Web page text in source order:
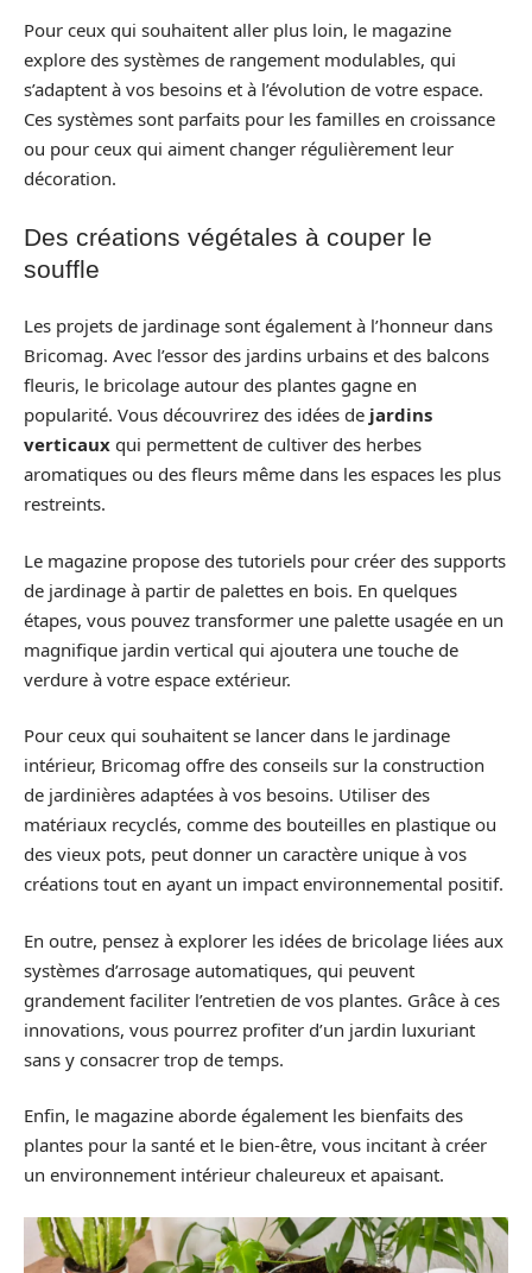
Pour ceux qui souhaitent aller plus loin, le magazine
explore des systèmes de rangement modulables, qui
s’adaptent à vos besoins et à l’évolution de votre espace.
Ces systèmes sont parfaits pour les familles en croissance
ou pour ceux qui aiment changer régulièrement leur
décoration.
Des créations végétales à couper le
souffle
Les projets de jardinage sont également à l’honneur dans
Bricomag. Avec l’essor des jardins urbains et des balcons
fleuris, le bricolage autour des plantes gagne en
popularité. Vous découvrirez des idées de jardins
verticaux qui permettent de cultiver des herbes
aromatiques ou des fleurs même dans les espaces les plus
restreints.
Le magazine propose des tutoriels pour créer des supports
de jardinage à partir de palettes en bois. En quelques
étapes, vous pouvez transformer une palette usagée en un
magnifique jardin vertical qui ajoutera une touche de
verdure à votre espace extérieur.
Pour ceux qui souhaitent se lancer dans le jardinage
intérieur, Bricomag offre des conseils sur la construction
de jardinières adaptées à vos besoins. Utiliser des
matériaux recyclés, comme des bouteilles en plastique ou
des vieux pots, peut donner un caractère unique à vos
créations tout en ayant un impact environnemental positif.
En outre, pensez à explorer les idées de bricolage liées aux
systèmes d’arrosage automatiques, qui peuvent
grandement faciliter l’entretien de vos plantes. Grâce à ces
innovations, vous pourrez profiter d’un jardin luxuriant
sans y consacrer trop de temps.
Enfin, le magazine aborde également les bienfaits des
plantes pour la santé et le bien-être, vous incitant à créer
un environnement intérieur chaleureux et apaisant.